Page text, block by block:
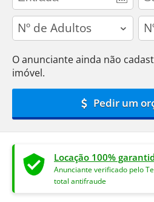
adults
O anunciante ainda não
imóvel.
Pedir um
Locação 100%
Anunciante verificado pelo
total antifraude